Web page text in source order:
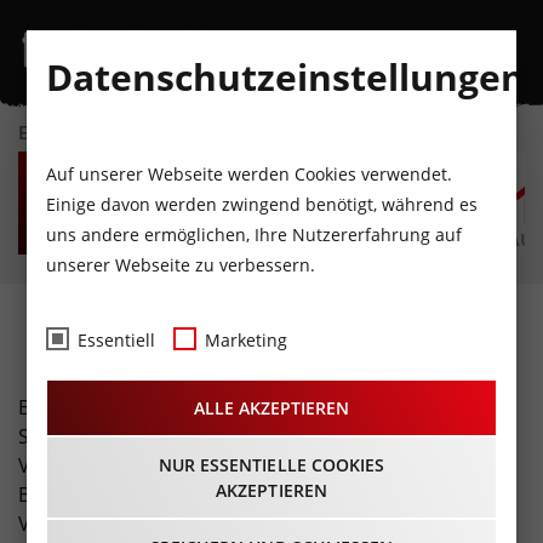
EVENTKALENDER
SA
8
AUGUST
SO
9
AUGUST
MO
10
AUGUST
DI
11
AUGUST
MI
12
AUGUST
Fotos
Buchen Sie unser spezielles Freizeit-Tirol Foto-Service!
Sie erhalten eine professionelle Fotostrecke Ihrer
Veranstaltung (inklusive Übergabe hochauflösender
Bilder und Bildrechte). Zusätzlich erreicht Ihre
Veranstaltung über unsere Seite eine enorme
Datenschutzeinstellungen
Auf unserer Webseite werden Cookies verwendet.
Einige davon werden zwingend benötigt, während es
uns andere ermöglichen, Ihre Nutzererfahrung auf
unserer Webseite zu verbessern.
Essentiell Marketing
ALLE AKZEPTIEREN
NUR ESSENTIELLE COOKIES
AKZEPTIEREN